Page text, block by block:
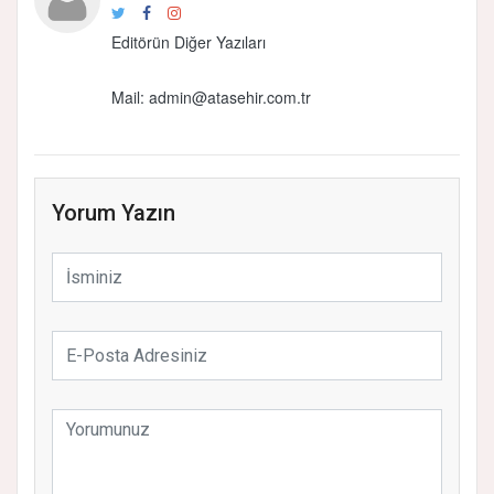
Editörün Diğer Yazıları
Mail: admin@atasehir.com.tr
Yorum Yazın